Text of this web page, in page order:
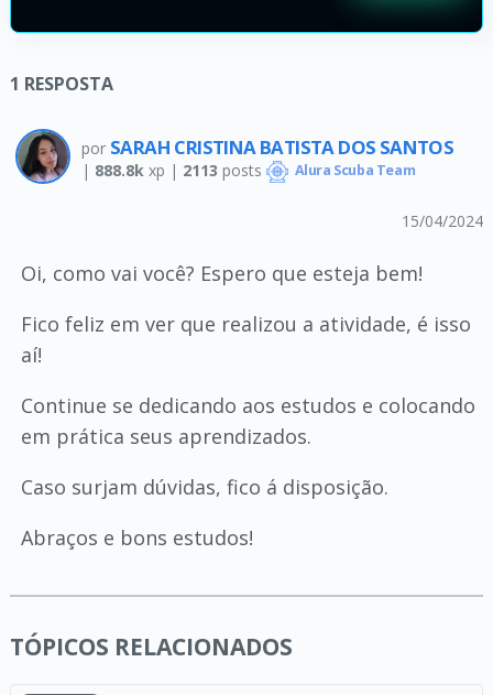
1 RESPOSTA
por SARAH CRISTINA BATISTA DOS SANTOS
| 888.8k xp | 2113 posts Alura Scuba Team
15/04/2024
Oi, como vai você? Espero que esteja bem!
Fico feliz em ver que realizou a atividade, é isso
aí!
Continue se dedicando aos estudos e colocando
em prática seus aprendizados.
Caso surjam dúvidas, fico á disposição.
Abraços e bons estudos!
TÓPICOS RELACIONADOS